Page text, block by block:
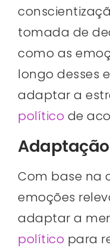
tomada de
como as
longo desses
adaptar a
político de
Com base na
emoções
adaptar a
político para